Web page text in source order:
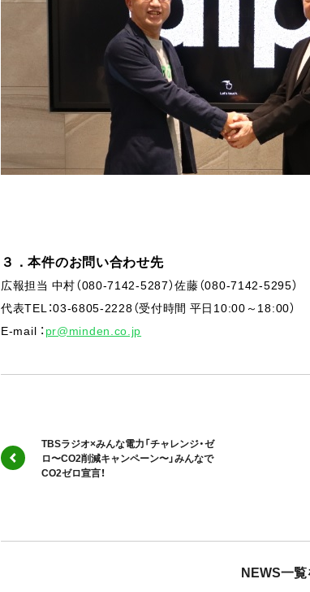
３．本件のお問い合わせ先
広報担当 中村（080-7142-5287）佐藤（080-7142-5295）
代表TEL：03-6805-2228（受付時間 平日10:00～18:00）
E-mail ： pr@minden.co.jp
TBSラジオ×みんな電力「チャレンジ・ゼ
ロ〜CO2削減キャンペーン〜」みんなで
CO2ゼロ宣言！
NEWS一